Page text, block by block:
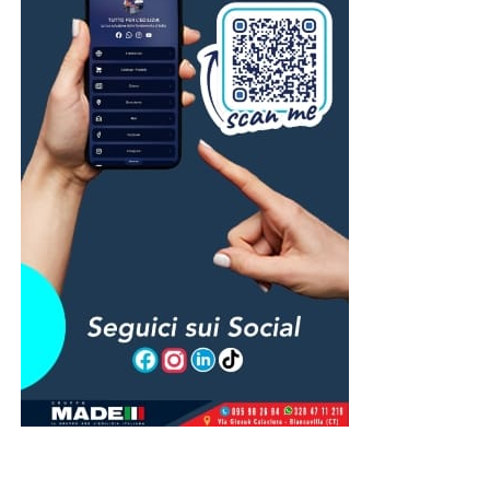
sereni.
Guardando al nostro paese mi rammarico poiché noto che
tra gli adolescenti e tra i giovani, la cultura si sta
perdendo. Alcuni hanno dei grandi talenti che sfruttano al
meglio e vengono premiati per ciò che fanno. Altri,
purtroppo, si lasciano intorpidire dalle brutte vie. Chiedo
agli esperti nel settore di pensare a qualche
manifestazione culturale indirizzata ai giovani. E chissà…
magari con un po’ di pazienza e molto impegno da parte
di tutti, potremmo migliorare le nostre vite.
AGGIORNAMENTO
Il bambino individuato già dai
carabinieri